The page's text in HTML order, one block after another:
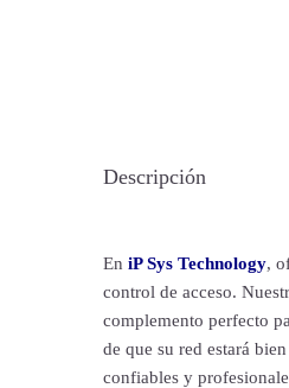
Descripción
En iP Sys Technology,
control de acceso.
complemento perfecto
de que su red estará
confiables y